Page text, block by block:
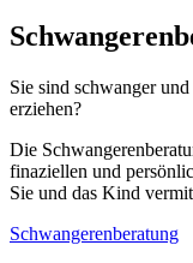
Sie sind schwanger
erziehen?
Die
finaziellen und
Sie und das Kind
Schwangerenberatung